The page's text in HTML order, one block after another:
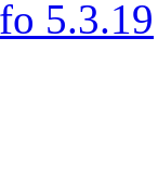
5.3.19